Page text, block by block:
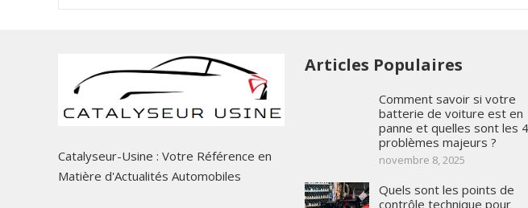
Catalyseur-Usine : Votre Référence en
Matière d'Actualités Automobiles
Articles Populaires
Comment savoir si votre
batterie de voiture est en
panne et quelles sont les 4
problèmes majeurs ?
novembre 8, 2025
Quels sont les points de
contrôle technique pour